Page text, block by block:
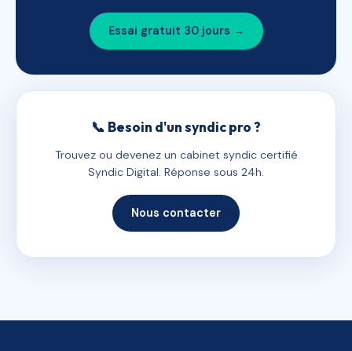
Essai gratuit 30 jours →
📞 Besoin d'un syndic pro ?
Trouvez ou devenez un cabinet syndic certifié
Syndic Digital. Réponse sous 24h.
Nous contacter